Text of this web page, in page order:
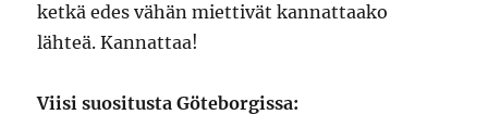
ketkä edes vähän miettivät kannattaako
lähteä. Kannattaa!
Viisi suositusta Göteborgissa: